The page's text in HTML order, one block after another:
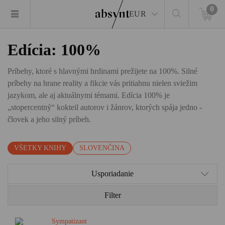
EUR
0
Edícia: 100%
Príbehy, ktoré s hlavnými hrdinami prežijete na 100%. Silné
príbehy na hrane reality a fikcie vás pritiahnu nielen sviežim
jazykom, ale aj aktuálnymi témami. Edícia 100% je
„stopercentný“ kokteil autorov i žánrov, ktorých spája jedno -
človek a jeho silný príbeh.
VŠETKY KNIHY SLOVENČINA
Usporiadanie
Filter